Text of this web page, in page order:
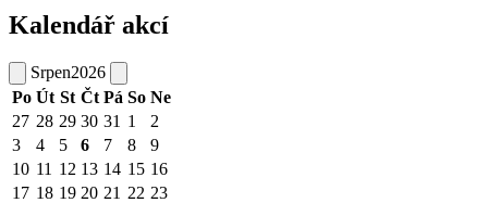
Kalendář akcí
Srpen2026
Po Út St Čt Pá So Ne
27 28 29 30 31 1
2
3
4 5 6 7 8
9
10 11 12 13 14 15 16
17 18 19 20 21 22 23